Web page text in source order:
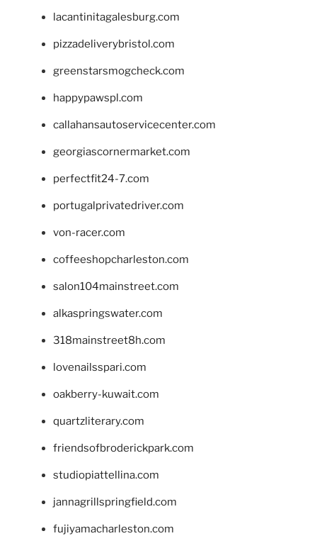
lacantinitagalesburg.com
pizzadeliverybristol.com
greenstarsmogcheck.com
happypawspl.com
callahansautoservicecenter.com
georgiascornermarket.com
perfectfit24-7.com
portugalprivatedriver.com
von-racer.com
coffeeshopcharleston.com
salon104mainstreet.com
alkaspringswater.com
318mainstreet8h.com
lovenailsspari.com
oakberry-kuwait.com
quartzliterary.com
friendsofbroderickpark.com
studiopiattellina.com
jannagrillspringfield.com
fujiyamacharleston.com